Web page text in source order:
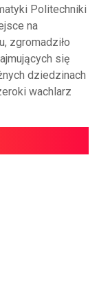
Politechniki
na
zgromadziło
się
dziedzinach
wachlarz